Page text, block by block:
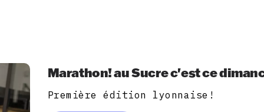
Marathon! au Sucre c'est ce
Première édition lyonnaise!